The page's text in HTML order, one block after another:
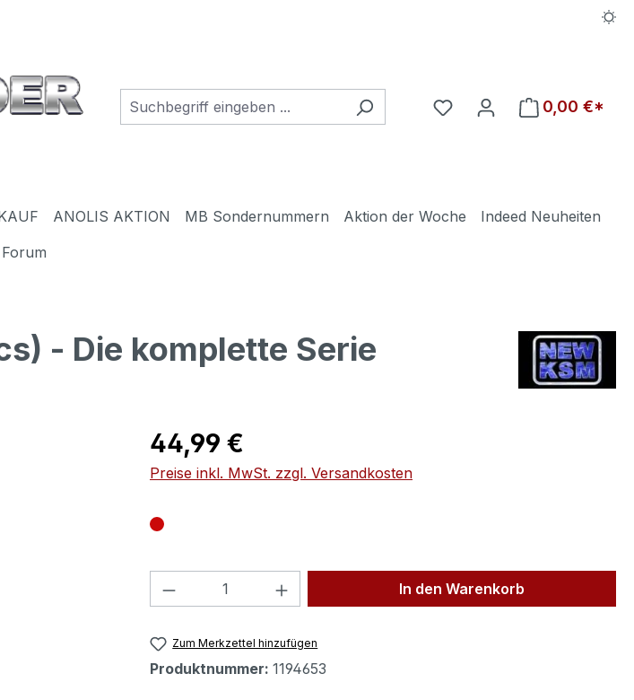
Du hast 0 Produkte auf
0,00 €*
ANOLIS AKTION MB Sondernummern Aktion der Woche
Indeed Neuheiten
Forum
- Die komplette Serie
Regulärer Preis:
44,99 €
Preise inkl. MwSt. zzgl. Versandkosten
Produkt Anzahl: Gib den gewünschten Wert
In den Warenkorb
Zum Merkzettel hinzufügen
Produktnummer: 1194653